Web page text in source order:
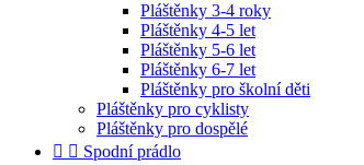
Pláštěnky 3-4 roky
Pláštěnky 4-5 let
Pláštěnky 5-6 let
Pláštěnky 6-7 let
Pláštěnky pro školní děti
Pláštěnky pro cyklisty
Pláštěnky pro dospělé
  Spodní prádlo